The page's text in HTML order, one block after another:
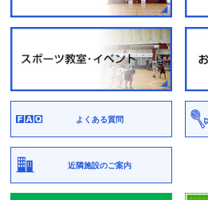
よくある質問
近隣施設のご案内